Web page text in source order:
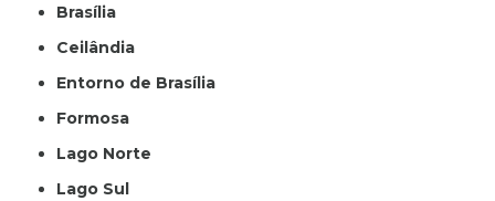
Brasília
Ceilândia
Entorno de Brasília
Formosa
Lago Norte
Lago Sul